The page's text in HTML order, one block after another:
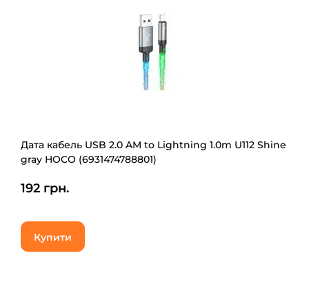
Дата кабель USB 2.0 AM to Lightning 1.0m U112 Shine
gray HOCO (6931474788801)
192 грн.
Купити